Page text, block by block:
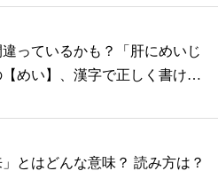
っているかも？「肝にめいじ
【めい】、漢字で正しく書けま
」とはどんな意味？ 読み方は？